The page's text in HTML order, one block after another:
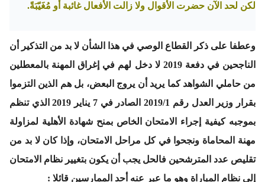
لكن لحد الآن حضرت الأقوال ولا زالت الأفعال غائبة أو مُغَيّبَةً.
وعطفا على ذكر القطاع الوصي في هذا الشأن لا بد من التذكير أن
الناجحين في دفعة 2019 لا دخل لهم في إغراق المهنة بالمعطلين
من حاملي الشواهد كما يريد أن يروج البعض، بل هم الذين التزموا
بقرار وزير العدل رقم 2019/1 الصادر في 7 يناير 2019 الذي تنظم
بموجبه كيفية إجراء الامتحان الخاص بمنح شهادة الأهلية لمزاولة
مهنة المحاماة ونجحوا في كل مراحل الامتحان، وإذا كان لا بد من
تقليص عدد المترشحين فالحل يجب أن يكون بتغيير نظام الامتحان
إلى نظام المباراة وهو ما عبر عنه أحد الممارسين قائلا :